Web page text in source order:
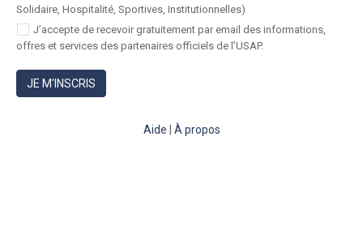
Solidaire, Hospitalité, Sportives, Institutionnelles)
J’accepte de recevoir gratuitement par email des informations,
offres et services des partenaires officiels de l’USAP.
JE M'INSCRIS
Aide À propos